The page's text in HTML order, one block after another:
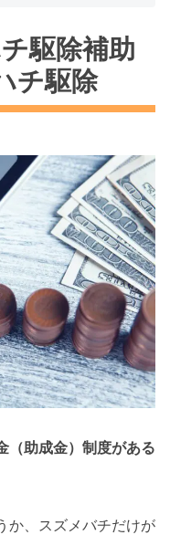
駆除補助
チ駆除
（助成金）制度がある
か、スズメバチだけが